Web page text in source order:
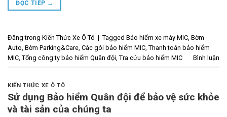
ĐỌC TIẾP →
Đăng trong Kiến Thức Xe Ô Tô | Tagged Bảo hiểm xe máy MIC Bờm
Auto Bờm Parking&Care Các gói bảo hiểm MIC Thanh toán bảo hiểm
MIC Tổng công ty bảo hiểm Quân đội Tra cứu bảo hiểm MIC Bình luận
KIẾN THỨC XE Ô TÔ
Sử dụng Bảo hiểm Quân đội để bảo vệ sức khỏe
và tài sản của chúng ta